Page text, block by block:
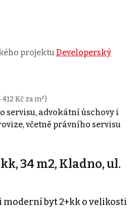
projektu Developerský
412 Kč za m²)
servisu, advokátní úschovy i
včetně právního servisu
34 m2, Kladno, ul.
byt 2+kk o velikosti